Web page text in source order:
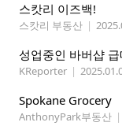
스캇리 이즈백!
스캇리 부동산 |
성업중인 바버샵
KReporter |
Spokane Grocery
AnthonyPark부동산 |